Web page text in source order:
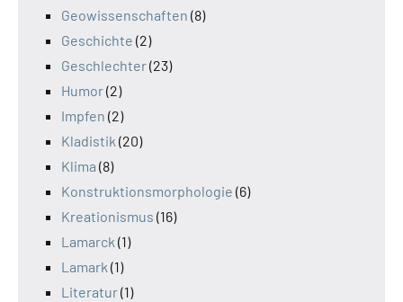
Geowissenschaften (8)
Geschichte (2)
Geschlechter(23)
Humor(2)
Impfen (2)
Kladistik (20)
Klima (8)
Konstruktionsmorphologie (6)
Kreationismus (16)
Lamarck (1)
Lamark (1)
Literatur(1)